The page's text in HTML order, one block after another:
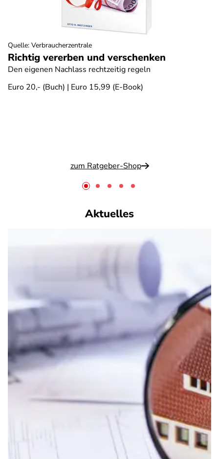
Richtig vererben und verschenken
Den eigenen Nachlass rechtzeitig regeln
Euro 20,- (Buch) | Euro 15,99 (E-Book)
zum Ratgeber-Shop
Quelle: Verbraucherzentrale
Aktuelles